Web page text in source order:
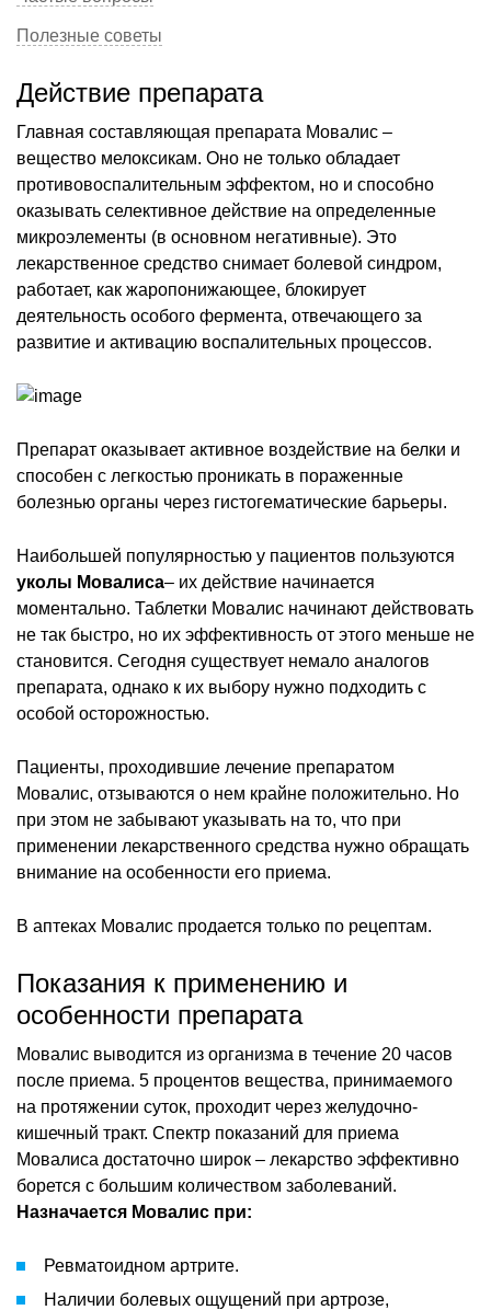
Полезные советы
Действие препарата
Главная составляющая препарата Мовалис –
вещество мелоксикам. Оно не только обладает
противовоспалительным эффектом, но и способно
оказывать селективное действие на определенные
микроэлементы (в основном негативные). Это
лекарственное средство снимает болевой синдром,
работает, как жаропонижающее, блокирует
деятельность особого фермента, отвечающего за
развитие и активацию воспалительных процессов.
Препарат оказывает активное воздействие на белки и
способен с легкостью проникать в пораженные
болезнью органы через гистогематические барьеры.
Наибольшей популярностью у пациентов пользуются
уколы Мовалиса– их действие начинается
моментально. Таблетки Мовалис начинают действовать
не так быстро, но их эффективность от этого меньше не
становится. Сегодня существует немало аналогов
препарата, однако к их выбору нужно подходить с
особой осторожностью.
Пациенты, проходившие лечение препаратом
Мовалис, отзываются о нем крайне положительно. Но
при этом не забывают указывать на то, что при
применении лекарственного средства нужно обращать
внимание на особенности его приема.
В аптеках Мовалис продается только по рецептам.
Показания к применению и
особенности препарата
Мовалис выводится из организма в течение 20 часов
после приема. 5 процентов вещества, принимаемого
на протяжении суток, проходит через желудочно-
кишечный тракт. Спектр показаний для приема
Мовалиса достаточно широк – лекарство эффективно
борется с большим количеством заболеваний.
Назначается Мовалис при:
Ревматоидном артрите.
Наличии болевых ощущений при артрозе,